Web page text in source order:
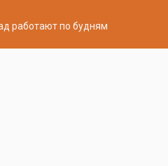
работают по будням